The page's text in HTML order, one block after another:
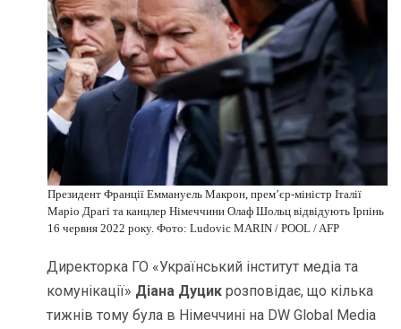
Президент Франції Еммануель Макрон, прем’єр-міністр Італії
Маріо Драгі та канцлер Німеччини Олаф Шольц відвідують Ірпінь
16 червня 2022 року. Фото: Ludovic MARIN / POOL / AFP
Директорка ГО «Український інститут медіа та
комунікації» Діана Дуцикрозповідає, що кілька
тижнів тому була в Німеччині на DW Global Media